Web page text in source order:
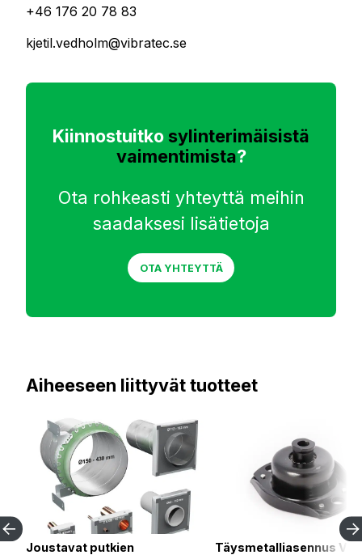
+46 176 20 78 83
kjetil.vedholm@vibratec.se
Kiinnostuitko sylinterimäisistä
vaimentimista?
Ota rohkeasti yhteyttä meihin
saadaksesi lisätietoja
OTA YHTEYTTÄ
Aiheeseen liittyvät tuotteet
Joustavat putkien
Täysmetalliasennus